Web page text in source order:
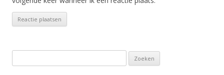
naar: